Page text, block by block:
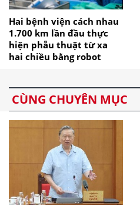
Hai bệnh viện cách nhau
1.700 km lần đầu thực
hiện phẫu thuật từ xa
hai chiều bằng robot
CÙNG CHUYÊN MỤC